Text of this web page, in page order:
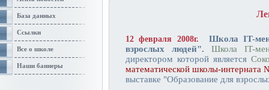
База данных
Ссылки
Все о школе
Наши баннеры
12 февраля 2008г.
Школа IT-
взрослых людей".
Школа IT-
директором которой является
математической школы-
выставке "Образование для